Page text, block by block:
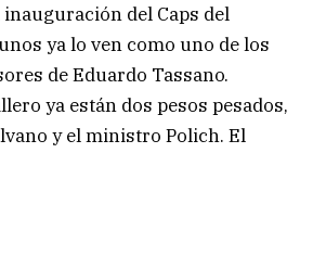
del Caps del
ya lo ven como uno de los
de Eduardo Tassano.
ya están dos pesos pesados,
y el ministro Polich. El